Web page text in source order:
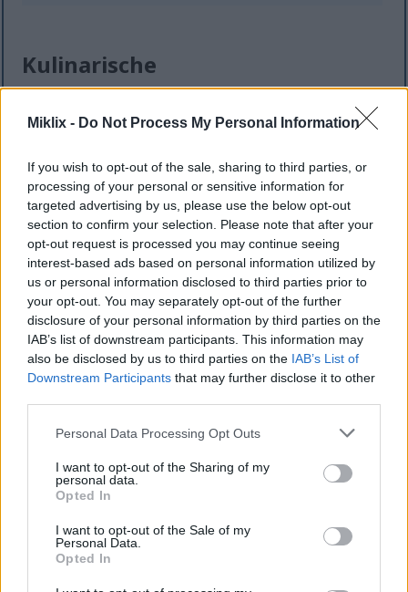
Miklix - Do Not Process My Personal Information
If you wish to opt-out of the sale, sharing to third parties, or
processing of your personal or sensitive information for
targeted advertising by us, please use the below opt-out
section to confirm your selection. Please note that after your
opt-out request is processed you may continue seeing
interest-based ads based on personal information utilized by
us or personal information disclosed to third parties prior to
your opt-out. You may separately opt-out of the further
disclosure of your personal information by third parties on the
IAB’s list of downstream participants. This information may
also be disclosed by us to third parties on the IAB’s List of
Downstream Participants that may further disclose it to other
Please note that this website/app uses one or more Google
not limited to your visit or usage behaviour. You may click to
grant or deny consent to Google and its third-party tags to
use your data for below specified purposes in below Google
consent section.
Personal Data Processing Opt Outs
I want to opt-out of the Sharing of my
personal data.
Opted In
I want to opt-out of the Sale of my
Personal Data.
Opted In
Kulinarische
Verwendungsmöglichkeiten von
Rucola
Rucolas pfeffriger Geschmack macht ihn vielseitig
einsetzbar. Er verleiht Ihren Gerichten eine
besondere Note. Roh in Salaten sorgt er für einen
knackigen Biss und eine leuchtende Farbe.
Wenn Sie mit Rucola kochen, schmecken Ihre
Gerichte noch besser. Probieren Sie ihn als
Pizzabelag oder mischen Sie ihn in Pesto. Er
harmoniert hervorragend mit Zitrusfrüchten,
Nüssen und Käse und ist daher perfekt für Salate
und Pasta.
Rucola verleiht jedem Gericht mit seiner pikanten
hervorragend für kalte und warme Speisen. Mit
Rucola in Ihren Gerichten können Sie neue Ideen in
der Küche entwickeln.
Rucola in Ihre Ernährung
einbauen